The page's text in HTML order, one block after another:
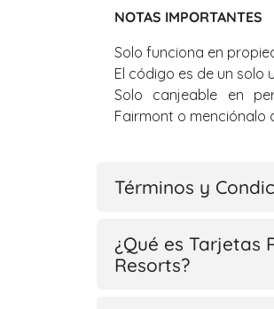
NOTAS IMPORTANTES
Solo funciona en
El código es de un solo
Solo canjeable en
Fairmont o menciónalo
Términos y
¿Qué es Tarjetas
Resorts?